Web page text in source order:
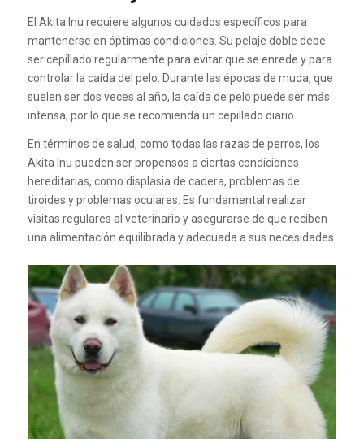
El Akita Inu requiere algunos cuidados específicos para
mantenerse en óptimas condiciones. Su pelaje doble debe
ser cepillado regularmente para evitar que se enrede y para
controlar la caída del pelo. Durante las épocas de muda, que
suelen ser dos veces al año, la caída de pelo puede ser más
intensa, por lo que se recomienda un cepillado diario.
En términos de salud, como todas las razas de perros, los
Akita Inu pueden ser propensos a ciertas condiciones
hereditarias, como displasia de cadera, problemas de
tiroides y problemas oculares. Es fundamental realizar
visitas regulares al veterinario y asegurarse de que reciben
una alimentación equilibrada y adecuada a sus necesidades.